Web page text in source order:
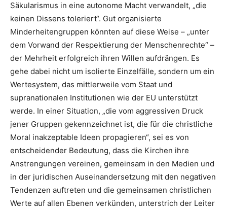
Säkularismus in eine autonome Macht verwandelt, „die
keinen Dissens toleriert“. Gut organisierte
Minderheitengruppen könnten auf diese Weise – „unter
dem Vorwand der Respektierung der Menschenrechte“ –
der Mehrheit erfolgreich ihren Willen aufdrängen. Es
gehe dabei nicht um isolierte Einzelfälle, sondern um ein
Wertesystem, das mittlerweile vom Staat und
supranationalen Institutionen wie der EU unterstützt
werde. In einer Situation, „die vom aggressiven Druck
jener Gruppen gekennzeichnet ist, die für die christliche
Moral inakzeptable Ideen propagieren“, sei es von
entscheidender Bedeutung, dass die Kirchen ihre
Anstrengungen vereinen, gemeinsam in den Medien und
in der juridischen Auseinandersetzung mit den negativen
Tendenzen auftreten und die gemeinsamen christlichen
Werte auf allen Ebenen verkünden, unterstrich der Leiter